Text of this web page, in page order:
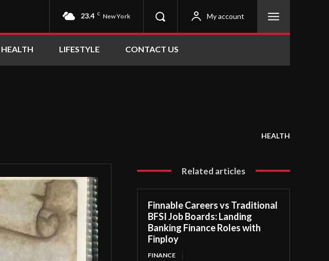
23.4 C New York My account
HEALTH LIFESTYLE CONTACT US
HEALTH
Related articles
Finnable Careers vs Traditional
BFSI Job Boards: Landing
Banking Finance Roles with
Finploy
FINANCE